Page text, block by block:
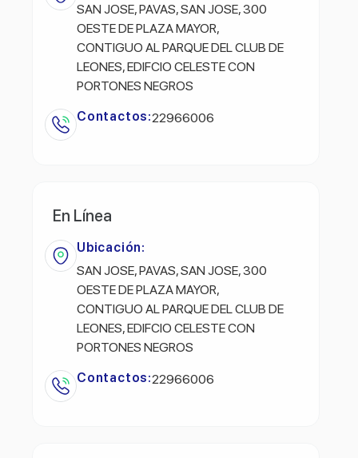
SAN JOSE, PAVAS, SAN JOSE, 300
OESTE DE PLAZA MAYOR,
CONTIGUO AL PARQUE DEL CLUB DE
LEONES, EDIFCIO CELESTE CON
PORTONES NEGROS
Contactos:22966006
En Línea
Ubicación:
SAN JOSE, PAVAS, SAN JOSE, 300
OESTE DE PLAZA MAYOR,
CONTIGUO AL PARQUE DEL CLUB DE
LEONES, EDIFCIO CELESTE CON
PORTONES NEGROS
Contactos:22966006